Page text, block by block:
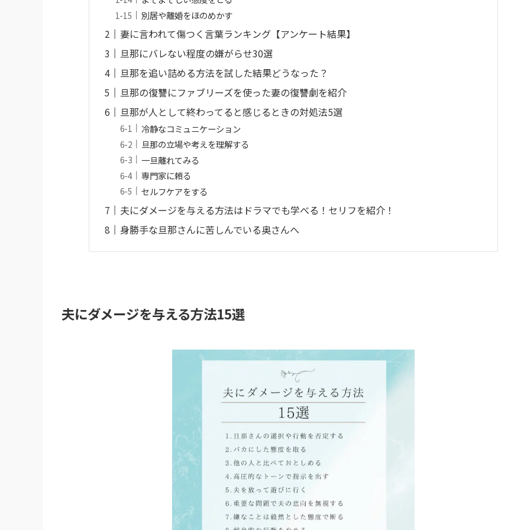
別居や離婚をほのめかす
妻に言われて傷つく言葉ランキング【アンケート結果】
旦那にバレない程度の嫌がらせ30選
旦那を追い詰める方法を試した結果どうなった？
旦那の復讐にファブリーズを使った妻の復讐劇を紹介
旦那が人として終わってると感じるときの対処法5選
冷静なコミュニケーション
旦那の立場や考えを理解する
一旦離れてみる
専門家に頼る
セルフケアをする
夫にダメージを与える方法はドラマでも学べる！セリフを紹介！
身勝手な旦那さんに苦しんでいる奥さんへ
夫にダメージを与える方法15選